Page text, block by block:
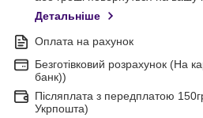
Детальніше
Оплата на рахунок
Безготівковий розрахунок (На
банк))
Післяплата з передплатою
Укрпошта)